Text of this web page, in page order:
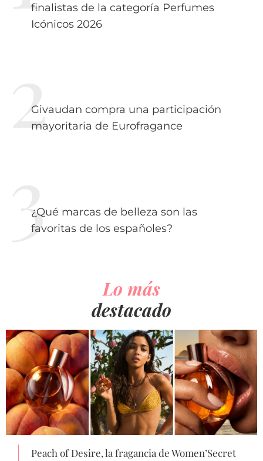
finalistas de la categoría Perfumes
Icónicos 2026
Givaudan compra una participación
mayoritaria de Eurofragance
¿Qué marcas de belleza son las
favoritas de los españoles?
Lo más
destacado
Peach of Desire, la fragancia de Women’Secret